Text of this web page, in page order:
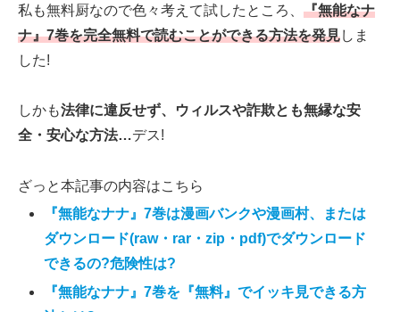
私も無料厨なので色々考えて試したところ、 『無能なナ
ナ』7巻を完全無料で読むことができる方法を発見しま
した!
しかも法律に違反せず、ウィルスや詐欺とも無縁な安
全・安心な方法…デス!
ざっと本記事の内容はこちら
『無能なナナ』7巻は漫画バンクや漫画村、または
ダウンロード(raw・rar・zip・pdf)でダウンロード
できるの?危険性は?
『無能なナナ』7巻を『無料』でイッキ見できる方